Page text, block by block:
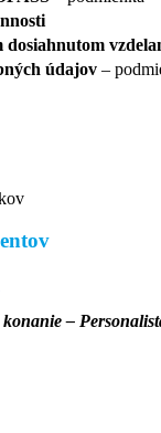
údajov–
konanie –